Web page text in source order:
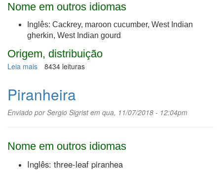
Nome em outros idiomas
Inglês: Cackrey, maroon cucumber, West Indian
gherkin, West Indian gourd
Origem, distribuição
Leia mais sobre
8434 leituras
Piranheira
Enviado porSergio Sigristem qua, 11/07/2018 - 12:04pm
Nome em outros idiomas
Inglês: three-leaf piranhea